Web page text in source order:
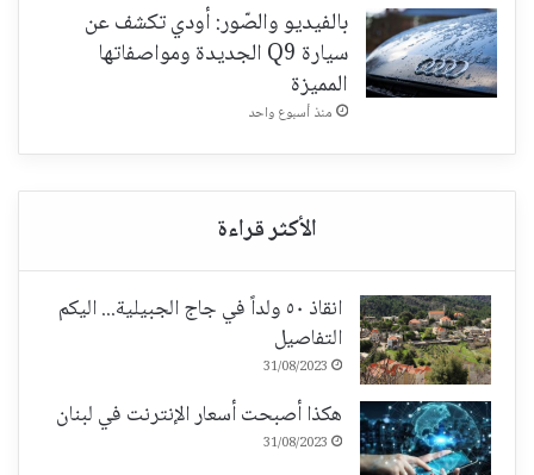
بالفيديو والصّور: أودي تكشف عن
سيارة Q9 الجديدة ومواصفاتها
المميزة
منذ أسبوع واحد
انقاذ ٥٠ ولداً في جاج الجبيلية... اليكم
التفاصيل
31/08/2023
هكذا أصبحت أسعار الإنترنت في لبنان
31/08/2023